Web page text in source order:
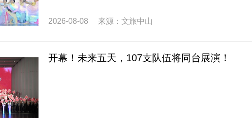
2026-08-08 来源：文旅中山
开幕！未来五天，107支队伍将同台展演！